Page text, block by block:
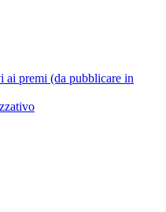
ai premi (da pubblicare in